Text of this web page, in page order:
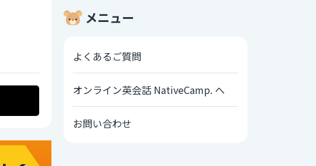
メニュー
よくあるご質問
オンライン英会話 NativeCamp. へ
お問い合わせ